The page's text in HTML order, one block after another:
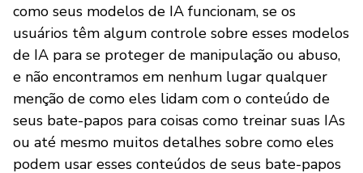
como seus modelos de IA funcionam, se os
usuários têm algum controle sobre esses modelos
de IA para se proteger de manipulação ou abuso,
e não encontramos em nenhum lugar qualquer
menção de como eles lidam com o conteúdo de
seus bate-papos para coisas como treinar suas IAs
ou até mesmo muitos detalhes sobre como eles
podem usar esses conteúdos de seus bate-papos